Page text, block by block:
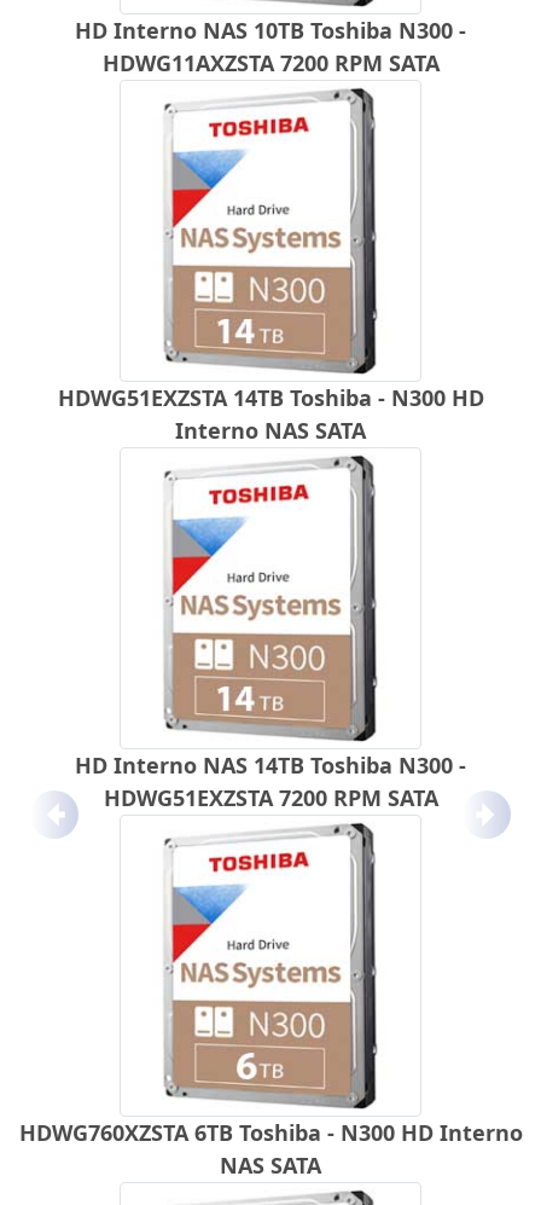
HD Interno NAS 10TB Toshiba N300 -
HDWG11AXZSTA 7200 RPM SATA
HDWG51EXZSTA 14TB Toshiba - N300 HD
Interno NAS SATA
HD Interno NAS 14TB Toshiba N300 -
HDWG51EXZSTA 7200 RPM SATA
HDWG760XZSTA 6TB Toshiba - N300 HD Interno
NAS SATA
Anterior